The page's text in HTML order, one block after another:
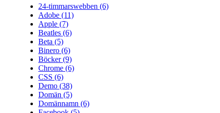
24-timmarswebben (6)
Adobe (11)
Apple (7)
Beatles (6)
Beta (5)
Binero (6)
Böcker(9)
Chrome (6)
CSS (6)
Demo (38)
Domän (5)
Domännamn (6)